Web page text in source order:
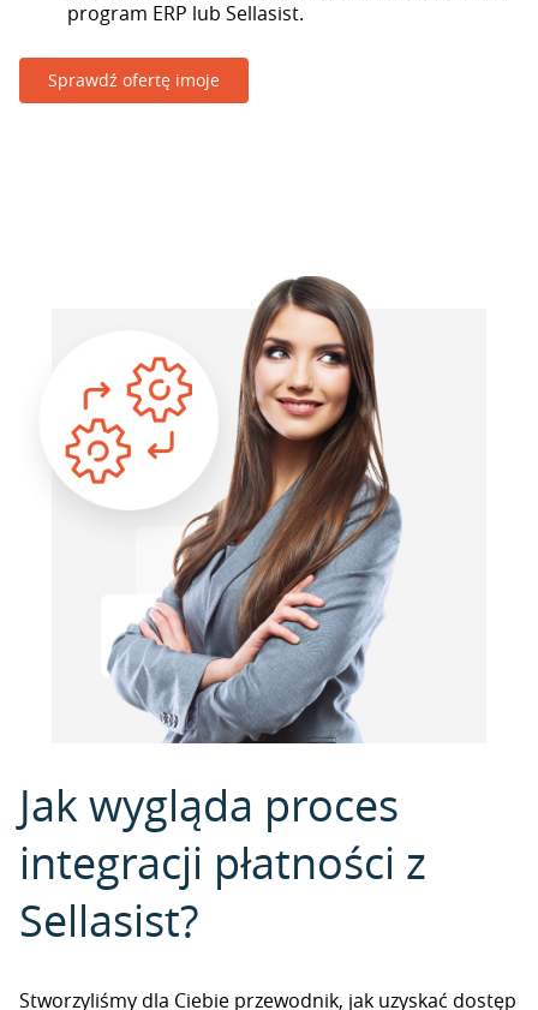
program ERP lub Sellasist.
Sprawdź ofertę imoje
Jak wygląda proces
integracji płatności z
Sellasist?
Stworzyliśmy dla Ciebie przewodnik, jak uzyskać dostęp